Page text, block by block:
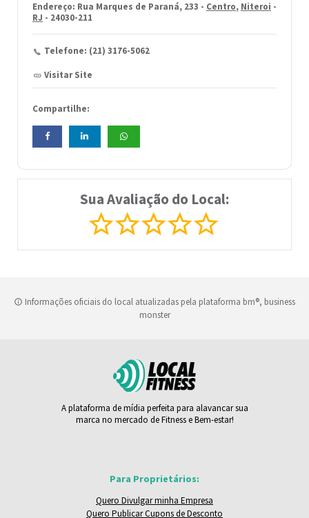
Endereço: Rua Marques de Paraná, 233 - Centro, Niteroi -
RJ - 24030-211
Telefone: (21) 3176-5062
Visitar Site
Compartilhe:
Sua Avaliação do Local:
Informações oficiais do local atualizadas pela plataforma bm®, business
monster
A plataforma de mídia perfeita para alavancar sua
marca no mercado de Fitness e Bem-estar!
Para Proprietários:
Quero Divulgar minha Empresa
Quero Publicar Cupons de Desconto